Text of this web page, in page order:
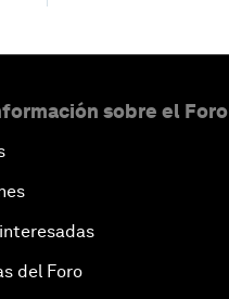
sobre el Foro
del Foro